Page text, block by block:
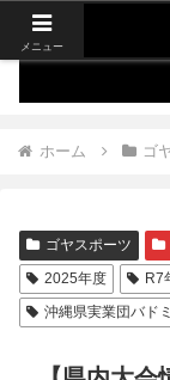
ホーム ゴ
ゴヤスポーツ
2025年度
R7
沖縄県実業団バド
メニュー